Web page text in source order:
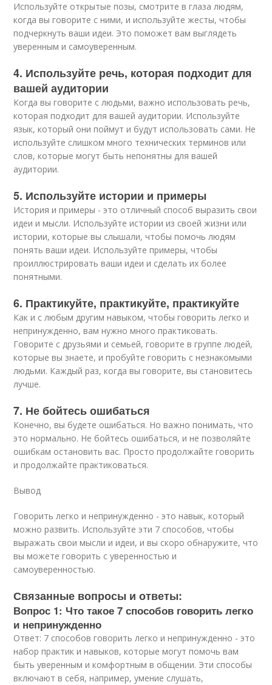
Используйте открытые позы, смотрите в глаза людям,
когда вы говорите с ними, и используйте жесты, чтобы
подчеркнуть ваши идеи. Это поможет вам выглядеть
уверенным и самоуверенным.
4. Используйте речь, которая подходит для
вашей аудитории
Когда вы говорите с людьми, важно использовать речь,
которая подходит для вашей аудитории. Используйте
язык, который они поймут и будут использовать сами. Не
используйте слишком много технических терминов или
слов, которые могут быть непонятны для вашей
аудитории.
5. Используйте истории и примеры
История и примеры - это отличный способ выразить свои
идеи и мысли. Используйте истории из своей жизни или
истории, которые вы слышали, чтобы помочь людям
понять ваши идеи. Используйте примеры, чтобы
проиллюстрировать ваши идеи и сделать их более
понятными.
6. Практикуйте, практикуйте, практикуйте
Как и с любым другим навыком, чтобы говорить легко и
непринужденно, вам нужно много практиковать.
Говорите с друзьями и семьей, говорите в группе людей,
которые вы знаете, и пробуйте говорить с незнакомыми
людьми. Каждый раз, когда вы говорите, вы становитесь
лучше.
7. Не бойтесь ошибаться
Конечно, вы будете ошибаться. Но важно понимать, что
это нормально. Не бойтесь ошибаться, и не позволяйте
ошибкам остановить вас. Просто продолжайте говорить
и продолжайте практиковаться.
Вывод
Говорить легко и непринужденно - это навык, который
можно развить. Используйте эти 7 способов, чтобы
выражать свои мысли и идеи, и вы скоро обнаружите, что
вы можете говорить с уверенностью и
самоуверенностью.
Связанные вопросы и ответы:
Вопрос 1: Что такое 7 способов говорить легко
и непринужденно
Ответ: 7 способов говорить легко и непринужденно - это
набор практик и навыков, которые могут помочь вам
быть уверенным и комфортным в общении. Эти способы
включают в себя, например, умение слушать,